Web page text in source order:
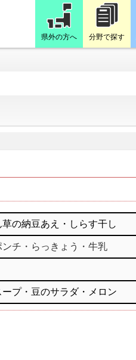
県外の方へ 分野で探す
の納豆あえ・しらす干し
チ・らっきょう・牛乳
プ・豆のサラダ・メロン